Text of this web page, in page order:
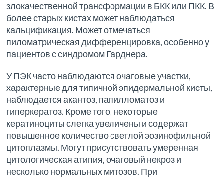
злокачественной трансформации в БКК или ПКК. В
более старых кистах может наблюдаться
кальцификация. Может отмечаться
пиломатрическая дифференцировка, особенно у
пациентов с синдромом Гарднера.
У ПЭК часто наблюдаются очаговые участки,
характерные для типичной эпидермальной кисты,
наблюдается акантоз, папилломатоз и
гиперкератоз. Кроме того, некоторые
кератиноциты слегка увеличены и содержат
повышенное количество светлой эозинофильной
цитоплазмы. Могут присутствовать умеренная
цитологическая атипия, очаговый некроз и
несколько нормальных митозов. При